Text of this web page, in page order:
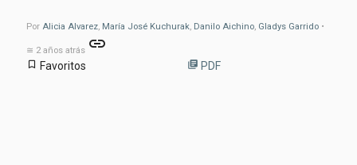
Por Alicia Alvarez, María José Kuchurak, Danilo Aichino, Gladys Garrido•
≅ 2 años atrás link
bookmark_border Favoritos library_books PDF